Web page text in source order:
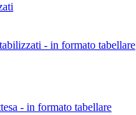
- in formato tabellare
- in formato tabellare